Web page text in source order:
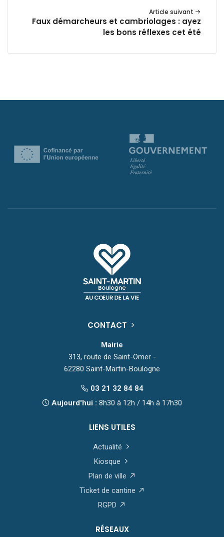
Article suivant
Faux démarcheurs et cambriolages : ayez
les bons réflexes cet été
CONTACT
Mairie
313, route de Saint-Omer -
62280 Saint-Martin-Boulogne
03 21 32 84 84
Aujourd'hui : 8h30 à 12h / 14h à 17h30
LIENS UTILES
Actualité
Kiosque
Plan de ville
Ticket de cantine
RGPD
RÉSEAUX